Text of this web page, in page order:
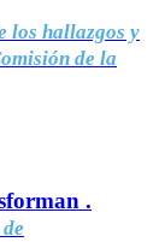
los hallazgos y
de la
.